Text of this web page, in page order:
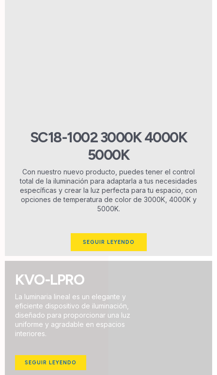
SC18-1002 3000K 4000K
5000K
Con nuestro nuevo producto, puedes tener el control
total de la iluminación para adaptarla a tus necesidades
específicas y crear la luz perfecta para tu espacio, con
opciones de temperatura de color de 3000K, 4000K y
5000K.
SEGUIR LEYENDO
KVO-LPRO
La luminaria lineal es un elegante y
eficiente dispositivo de iluminación,
diseñado para proporcionar una luz
uniforme y agradable en espacios
interiores.
SEGUIR LEYENDO